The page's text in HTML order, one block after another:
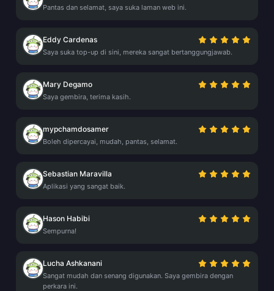
Pantas dan selamat, saya suka laman web ini.
Eddy Cardenas
Saya suka top-up di sini, mereka sangat bertanggungjawab.
Mary Degamo
Saya gembira, terima kasih.
mypchamdosamer
Boleh dipercayai, mudah, pantas, selamat.
Sebastian Maravilla
Aplikasi yang sangat baik.
Hason Habibi
Sempurna!
Lucha Ashkanani
Sangat mudah dan senang digunakan. Saya gembira dengan
perkara ini.